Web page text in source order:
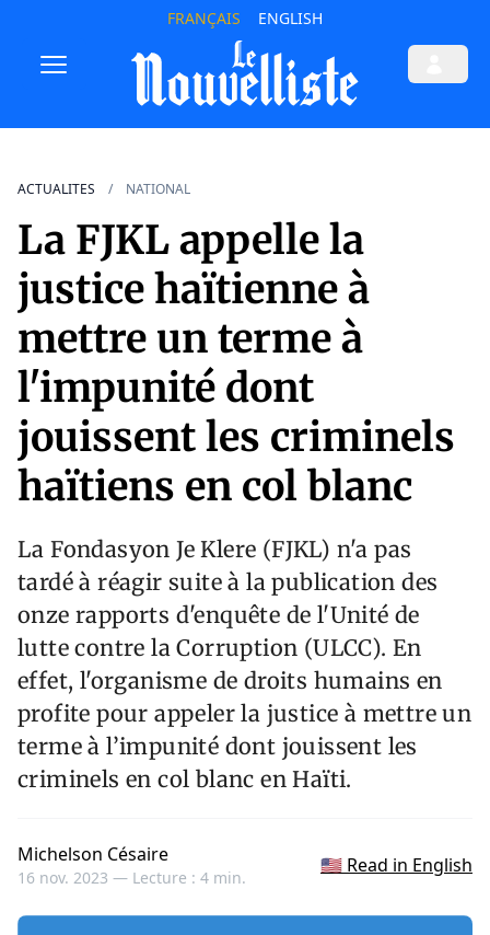
FRANÇAIS ENGLISH
ACTUALITES NATIONAL
La FJKL appelle la
justice haïtienne à
mettre un terme à
l'impunité dont
jouissent les criminels
haïtiens en col blanc
La Fondasyon Je Klere (FJKL) n'a pas
tardé à réagir suite à la publication des
onze rapports d'enquête de l'Unité de
lutte contre la Corruption (ULCC). En
effet, l'organisme de droits humains en
profite pour appeler la justice à mettre un
terme à l’impunité dont jouissent les
criminels en col blanc en Haïti.
Michelson Césaire
16 nov. 2023 — Lecture : 4 min.
🇺🇸 Read in English